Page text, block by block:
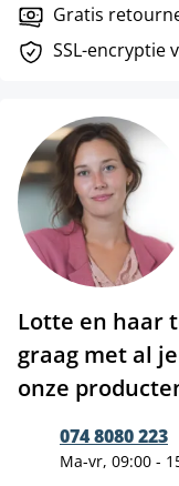
Gratis
SSL-encryptie
Lotte en haar
graag met al
onze
074 8080 223
Ma-vr, 09:00 -